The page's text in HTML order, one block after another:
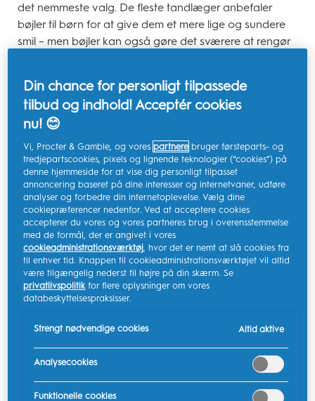
det nemmeste valg. De fleste tandlæger anbefaler
bøjler til børn for at give dem et mere lige og sundere
smil – men bøjler kan også gøre det sværere at rengør
det hjælpe med at fornedre din daglige
mundplejerutine, bekæmpe dårlige ånde og forhindre
karies på områder, som er svære at nå med en
almindelig tandbørste.
Types of Braces
I dag findes findes der flere former for bøjler end
nogensinde før, så tag en snak med din tandlæge, så I
sammen kan finde den bedste løsning til dig:
Metalbøjler: Her får du den mest traditionelle type,
og den giver også børn mulighed for a tilpasse
endda endda den billigste løsning.
tråd gør denne form for bøjler mere usynlige. De
har dog tendens til at blive mere misfarvede, hvis
de ikke plejes korrekt.
Din chance for personligt tilpassede
tilbud og indhold! Acceptér cookies
nu! 😊
Vi, Procter & Gamble, og vorespartnere bruger førsteparts- og
tredjepartscookies, pixels og lignende teknologier (“cookies”) på
denne hjemmeside for at vise dig personligt tilpasset
annoncering baseret på dine interesser og internetvaner, udføre
analyser og forbedre din internetoplevelse. Vælg dine
cookiepræferencer nedenfor. Ved at acceptere cookies
accepterer du vores og vores partneres brug i overensstemmelse
med de formål, der er angivet i vores
cookieadministrationsværktøj , hvor det er nemt at slå cookies fra
til enhver tid. Knappen til cookieadministrationsværktøjet vil altid
være tilgængelig nederst til højre på din skærm. Se
privatlivspolitik for flere oplysninger om vores
databeskyttelsespraksisser.
Strengt nødvendige cookies Altid aktive
Analysecookies
Funktionelle cookies